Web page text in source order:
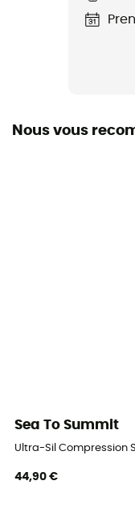
Nous vous
Sea To Summit
Ultra-Sil Compression
44,90 €